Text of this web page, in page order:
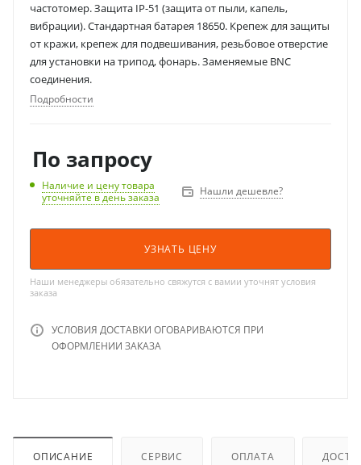
частотомер. Защита IP-51 (защита от пыли, капель,
вибрации). Стандартная батарея 18650. Крепеж для защиты
от кражи, крепеж для подвешивания, резьбовое отверстие
для установки на трипод, фонарь. Заменяемые BNC
соединения.
Подробности
По запросу
Наличие и цену товара
уточняйте в день заказа
Нашли дешевле?
УЗНАТЬ ЦЕНУ
Наши менеджеры обязательно свяжутся с вамии уточнят условия
заказа
УСЛОВИЯ ДОСТАВКИ ОГОВАРИВАЮТСЯ ПРИ
ОФОРМЛЕНИИ ЗАКАЗА
ОПИСАНИЕ СЕРВИС ОПЛАТА